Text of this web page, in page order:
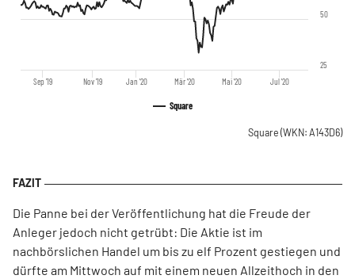
Square
Sep '19 Nov '19 Jan '20 Mär '20 Mai '20 Jul '20
25
50
Square (WKN: A143D6)
Die Panne bei der Veröffentlichung hat die Freude der
Anleger jedoch nicht getrübt: Die Aktie ist im
nachbörslichen Handel um bis zu elf Prozent gestiegen und
dürfte am Mittwoch auf mit einem neuen Allzeithoch in den